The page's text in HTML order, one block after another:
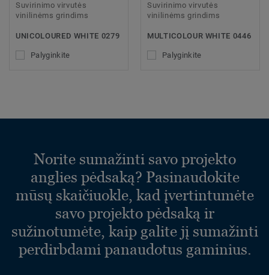
Suvirinimo virvutės
vinilinėms grindims
UNICOLOURED WHITE 0279
Palyginkite
Suvirinimo virvutės
vinilinėms grindims
MULTICOLOUR WHITE 0446
Palyginkite
Norite sumažinti savo projekto
anglies pėdsaką? Pasinaudokite
mūsų skaičiuokle, kad įvertintumėte
savo projekto pėdsaką ir
sužinotumėte, kaip galite jį sumažinti
perdirbdami panaudotus gaminius.